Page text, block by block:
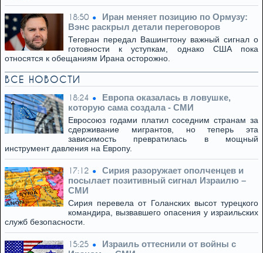
18:50
Иран меняет позицию по Ормузу:
Вэнс раскрыл детали переговоров
Тегеран передал Вашингтону важный сигнал о
готовности к уступкам, однако США пока
относятся к обещаниям Ирана осторожно.
ВСЕ НОВОСТИ
18:24
Европа оказалась в ловушке,
которую сама создала - СМИ
Евросоюз годами платил соседним странам за
сдерживание мигрантов, но теперь эта
зависимость превратилась в мощный
инструмент давления на Европу.
17:12
Сирия разоружает ополченцев и
посылает позитивный сигнал Израилю –
СМИ
Сирия перевела от Голанских высот турецкого
командира, вызвавшего опасения у израильских
служб безопасности.
15:25
Израиль оттеснили от войны с